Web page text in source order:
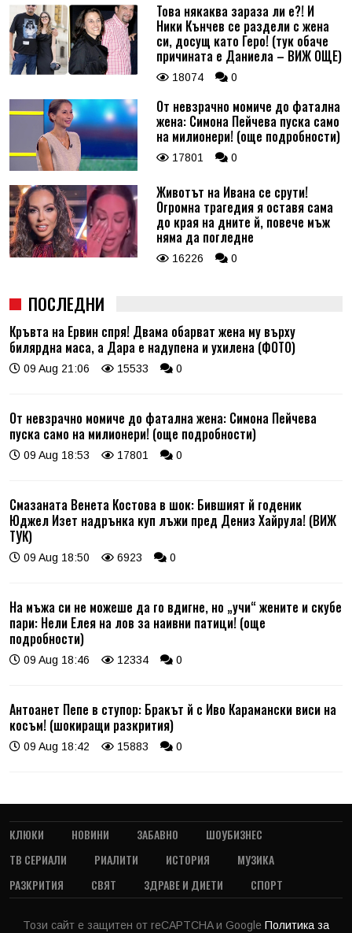
Това някаква зараза ли е?! И
Ники Кънчев се раздели с жена
си, досущ като Геро! (тук обаче
причината е Даниела – ВИЖ ОЩЕ)
18074 0
От невзрачно момиче до фатална
жена: Симона Пейчева пуска само
на милионери! (още подробности)
17801 0
Животът на Ивана се срути!
Огромна трагедия я оставя сама
до края на дните й, повече мъж
няма да погледне
16226 0
ПОСЛЕДНИ
Кръвта на Ервин спря! Двама обарват жена му върху
билярдна маса, а Дара е надупена и ухилена (ФОТО)
09 Aug 21:06 15533 0
От невзрачно момиче до фатална жена: Симона Пейчева
пуска само на милионери! (още подробности)
09 Aug 18:53 17801 0
Смазаната Венета Костова в шок: Бившият й годеник
Юджел Изет надрънка куп лъжи пред Дениз Хайрула! (ВИЖ
ТУК)
09 Aug 18:50 6923 0
На мъжа си не можеше да го вдигне, но „учи“ жените и скубе
пари: Нели Елея на лов за наивни патици! (още
подробности)
09 Aug 18:46 12334 0
Антоанет Пепе в ступор: Бракът й с Иво Карамански виси на
косъм! (шокиращи разкрития)
09 Aug 18:42 15883 0
КЛЮКИ НОВИНИ ЗАБАВНО
ШОУБИЗНЕС
ТВ СЕРИАЛИ
РИАЛИТИ ИСТОРИЯ
МУЗИКА
РАЗКРИТИЯ
СВЯТ ЗДРАВЕ И ДИЕТИ СПОРТ
Този сайт е защитен от reCAPTCHA и Google Политика за